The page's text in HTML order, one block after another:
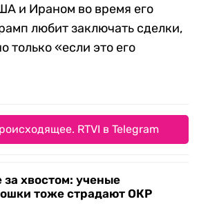
и Ираном во время его
любит заключать сделки,
только «если это его
RTVI в Telegram
за хвостом: ученые
тоже страдают ОКР